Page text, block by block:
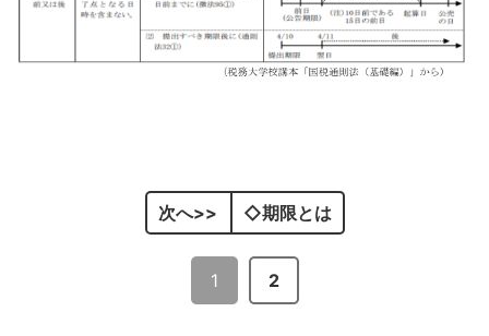
次へ ◇期限とは
1 2